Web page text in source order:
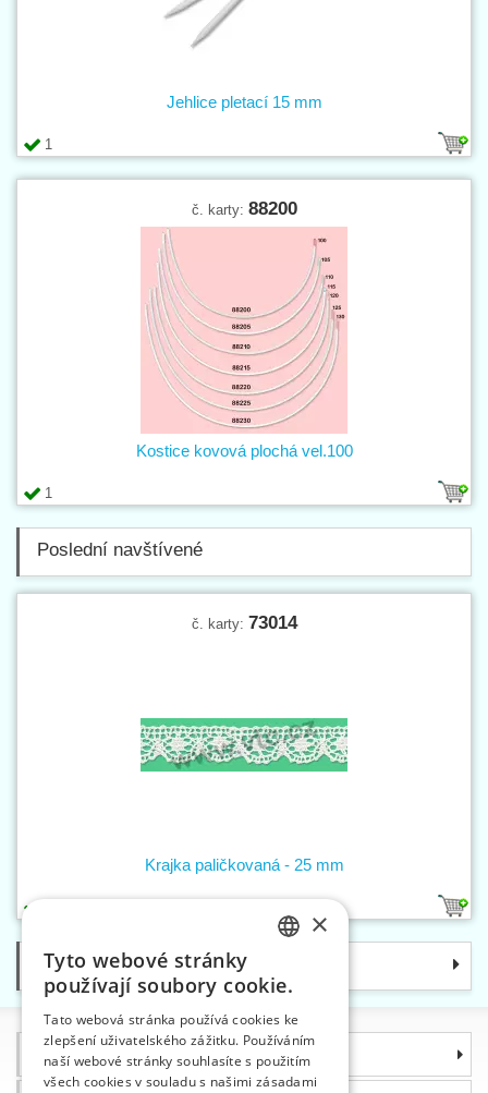
1
Jehlice pletací 15 mm
č. karty: 88200
1
Kostice kovová plochá vel.100
Poslední navštívené
č. karty: 73014
Krajka paličkovaná - 25 mm
Kategorie
Informace
ENGLISH
GERMAN
×
Tyto webové stránky
používají soubory cookie.
Tato webová stránka používá cookies ke
zlepšení uživatelského zážitku. Používáním
naší webové stránky souhlasíte s použitím
všech cookies v souladu s našimi zásadami